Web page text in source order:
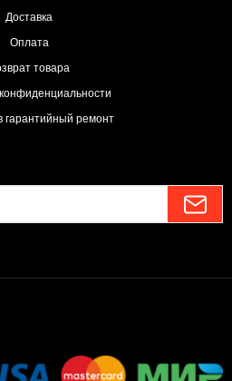
Доставка
Оплата
товара
гарантийный ремонт